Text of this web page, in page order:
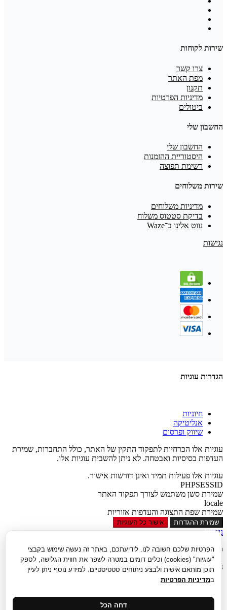
שירות לקוחות
צרו קשר
מפת האתר
תקנון
מדיניות הפרטיות
ביטולים
החשבון שלי
החשבון שלי
היסטוריית ההזמנות
רשימת תפוצה
שירות משלוחים
מדיניות משלוחים
בדיקת סטטוס משלוח
נווט אלינו ב־Waze
נגישות
הפרטיות שלכם חשובה לנו. לידיעתכם, באתר זה נעשה שימוש בקבצי
"עוגיות" (cookies) וכלים דומים במטרה לשפר את חווית הגלישה, לספק
תוכן מותאם אישית ולבצע ניתוחים סטטיסטיים. למידע נוסף ניתן לעיין
במדיניות הפרטיות
דחה הכל
הגדרות עוגיות
חיוניות
אנליטיקה
שיווק ופרסום
עוגיות אלו הכרחיות לתפקוד התקין של האתר, כולל התחברות, שמירת
העדפות בסיסיות ואבטחה. לא ניתן להשבית עוגיות אלו.
עוגיות אלו פעילות תמיד ואינן דורשות אישור.
PHPSESSID
שמירת סשן משתמש לצורך תפקוד האתר
locale
שמירת שפת התצוגה והעדפות אזוריות
שמירת ההגדרות אישור כל העוגיות
נגישות
סגור
נגישות
הגדל טקסט